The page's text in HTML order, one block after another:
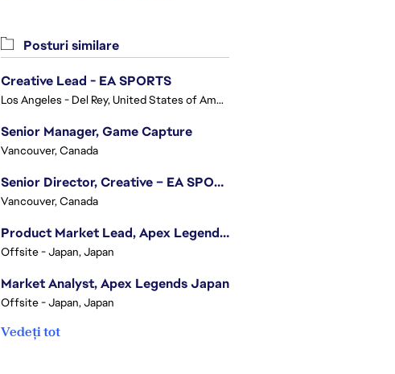
Posturi similare
Creative Lead - EA SPORTS
Los Angeles - Del Rey, United States of America
Senior Manager, Game Capture
Vancouver, Canada
Senior Director, Creative – EA SPORTS FC
Vancouver, Canada
Product Market Lead, Apex Legends Japan
Offsite - Japan, Japan
Market Analyst, Apex Legends Japan
Offsite - Japan, Japan
Vedeți tot